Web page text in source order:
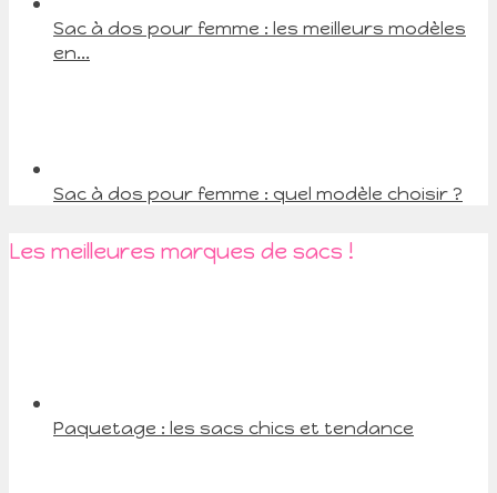
Sac à dos pour femme : les meilleurs modèles
en...
Sac à dos pour femme : quel modèle choisir ?
Les meilleures marques de sacs !
Paquetage : les sacs chics et tendance